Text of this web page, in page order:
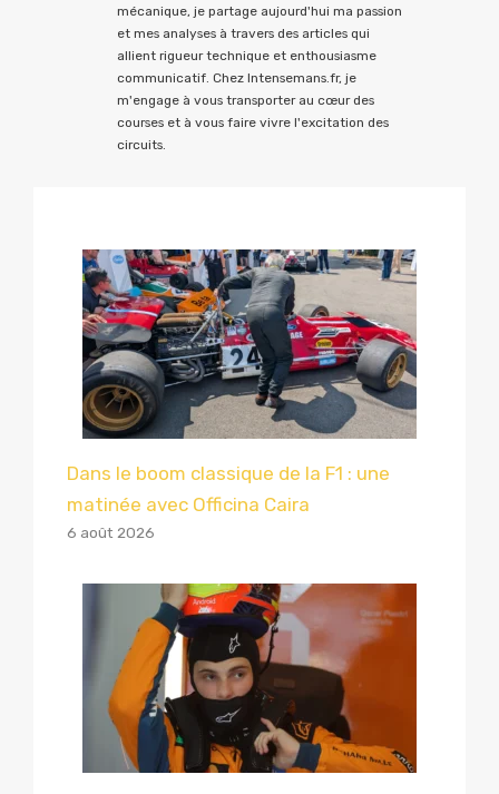
mécanique, je partage aujourd'hui ma passion
et mes analyses à travers des articles qui
allient rigueur technique et enthousiasme
communicatif. Chez Intensemans.fr, je
m'engage à vous transporter au cœur des
courses et à vous faire vivre l'excitation des
circuits.
Dans le boom classique de la F1 : une
matinée avec Officina Caira
6 août 2026